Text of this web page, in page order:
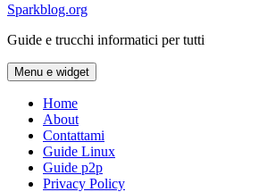
Sparkblog.org
Guide e trucchi informatici per tutti
Menu e widget
Home
About
Contattami
Guide Linux
Guide p2p
Privacy Policy